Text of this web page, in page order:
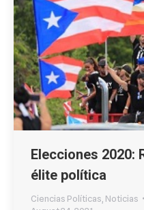
Elecciones 2020:
élite política
Ciencias Políticas Noticias